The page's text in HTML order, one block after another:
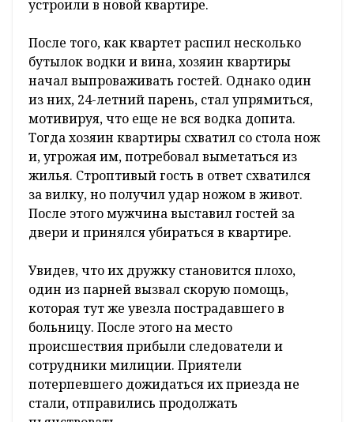
Водворением в следственный изолятор
для жителя Сморгони.
Проживший всего две недели в новой
квартире 43-летний мужчина в отсутствии
жены и дочери решил отпраздновать
новоселье. Купив бутылку вина, по дороге
домой встретил наглядно знакомого парня,
который вместе с двумя приятелями тоже
планировал пьянку. Посиделки за рюмками
устроили в новой квартире.
бутылок водки и вина, хозяин квартиры
начал выпроваживать гостей. Однако один
из них, 24-летний парень, стал упрямиться,
мотивируя, что еще не вся водка допита.
Тогда хозяин квартиры схватил со стола нож
и, угрожая им, потребовал выметаться из
жилья. Строптивый гость в ответ схватился
за вилку, но получил удар ножом в живот.